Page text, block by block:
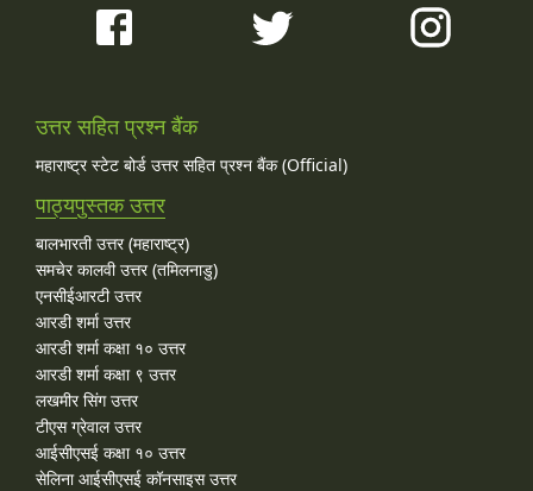
उत्तर सहित प्रश्न बैंक
महाराष्ट्र स्टेट बोर्ड उत्तर सहित प्रश्न बैंक (Official)
पाठ्यपुस्तक उत्तर
बालभारती उत्तर (महाराष्ट्र)
समचेर कालवी उत्तर (तमिलनाडु)
एनसीईआरटी उत्तर
आरडी शर्मा उत्तर
आरडी शर्मा कक्षा १० उत्तर
आरडी शर्मा कक्षा ९ उत्तर
लखमीर सिंग उत्तर
टीएस ग्रेवाल उत्तर
आईसीएसई कक्षा १० उत्तर
सेलिना आईसीएसई कॉनसाइस उत्तर